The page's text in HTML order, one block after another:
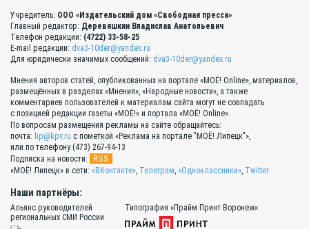
Учредитель: ООО «Издательский дом «Свободная пресса»
Главный редактор: Деревяшкин Владислав Анатольевич
Телефон редакции: (4722) 33-58-25
E-mail редакции: dva3-10der@yandex.ru
Для юридически значимых сообщений: dva3-10der@yandex.ru
Мнения авторов статей, опубликованных на портале «МОЁ! Online», материалов,
размещённых в разделах «Мнения», «Народные новости», а также
комментариев пользователей к материалам сайта могут не совпадать
с позицией редакции газеты «МОЁ!» и портала «МОЁ! Online».
По вопросам размещения рекламы на сайте обращайтесь:
почта: lip@kpv.ru с пометкой «Реклама на портале "МОЁ! Липецк"»,
или по телефону (473) 267-94-13
Подписка на новости:
RSS
«МОЁ! Липецк» в сети: «ВКонтакте», Телеграм, «Одноклассники», Twitter
Наши партнёры:
Альянс руководителей
региональных СМИ России
Типография «Прайм Принт Воронеж»